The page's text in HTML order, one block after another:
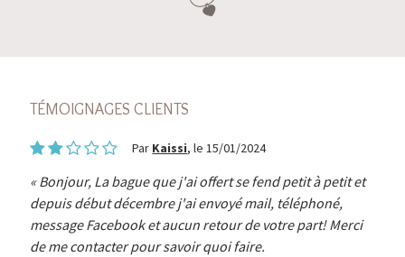
TÉMOIGNAGES CLIENTS
Par Kaissi, le 15/01/2024
Bonjour, La bague que j'ai offert se fend petit à petit et
depuis début décembre j'ai envoyé mail, téléphoné,
message Facebook et aucun retour de votre part! Merci
de me contacter pour savoir quoi faire.